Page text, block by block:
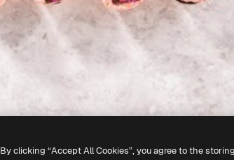
By clicking “Accept All Cookies”, you agree to the